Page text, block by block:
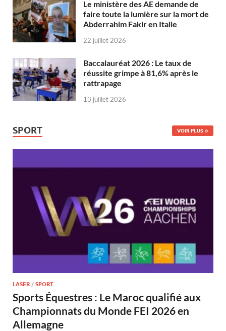
Le ministère des AE demande de
faire toute la lumière sur la mort de
Abderrahim Fakir en Italie
22 juillet 2026
Baccalauréat 2026 : Le taux de
réussite grimpe à 81,6% après le
rattrapage
13 juillet 2026
SPORT VOIR PLUS
LASER / SPORT
Sports Équestres : Le Maroc qualifié aux
Championnats du Monde FEI 2026 en
Allemagne